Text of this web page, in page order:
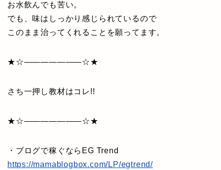
お水飲んでも苦い。
でも、味はしっかり感じられているので
このまま治ってくれることを願ってます。
★☆———————☆★
さち一押し教材はコレ!!
★☆———————☆★
・ブログで稼ぐならEG Trend
https://mamablogbox.com/LP/egtrend/